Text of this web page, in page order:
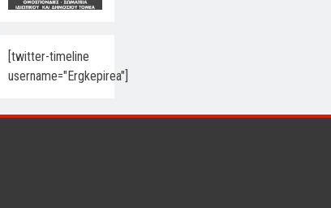
[twitter-timeline
username="Ergkepirea"]